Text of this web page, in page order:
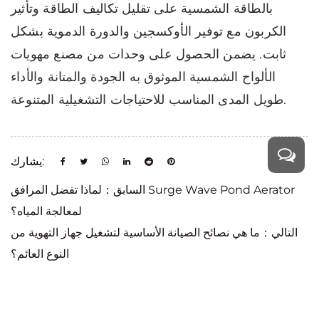
بالطاقة الشمسية على تقليل تكاليف الطاقة وتأثير
الكربون مع توفير الأوكسجين والدورة الدموية بشكل
ثابت. يضمن الحصول على وحدات من مصنع مهويات
الألواح الشمسية الموثوق به الجودة والمتانة والأداء
طويل المدى المناسب للاحتياجات التشغيلية المتنوعة.
يشارك:
السابق：لماذا تفضل المرافق Surge Wave Pond Aerator
لمعالجة المياه؟
التالي：ما هي نصائح الصيانة الأساسية لتشغيل جهاز التهوية من
النوع العائم؟